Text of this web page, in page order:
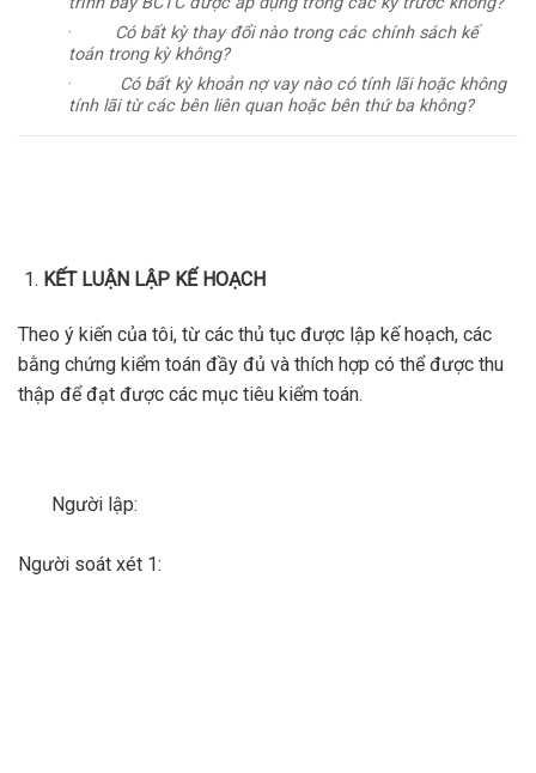
· Có bất kỳ thay đổi nào trong các chính sách kế
toán trong kỳ không?
· Có bất kỳ khoản nợ vay nào có tính lãi hoặc không
tính lãi từ các bên liên quan hoặc bên thứ ba không?
KẾT LUẬN LẬP KẾ HOẠCH
Theo ý kiến của tôi, từ các thủ tục được lập kế hoạch, các
bằng chứng kiểm toán đầy đủ và thích hợp có thể được thu
thập để đạt được các mục tiêu kiểm toán.
Người lập:
Người soát xét 1: